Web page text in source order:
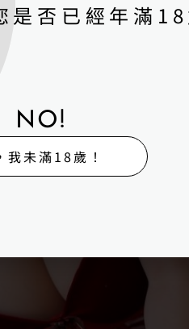
是否已經年滿18
NO!
我未滿18歲！